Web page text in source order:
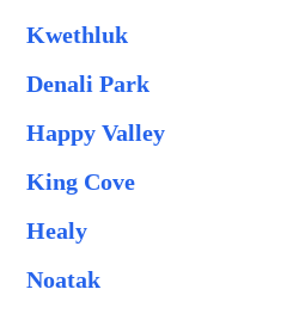
Kwethluk
Denali Park
Happy Valley
King Cove
Healy
Noatak